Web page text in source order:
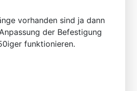
vorhanden sind ja dann
der Befestigung
funktionieren.